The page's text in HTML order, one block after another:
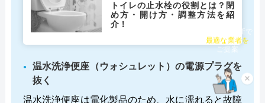
トイレの止水栓の役割とは？閉
め方・開け方・調整方法を紹
介！
温水洗浄便座（ウォシュレット）の電源プラグを
抜く
温水洗浄便座は電化製品のため、水に濡れると故障
×
チャット診断で
最適な業者を
ご提案